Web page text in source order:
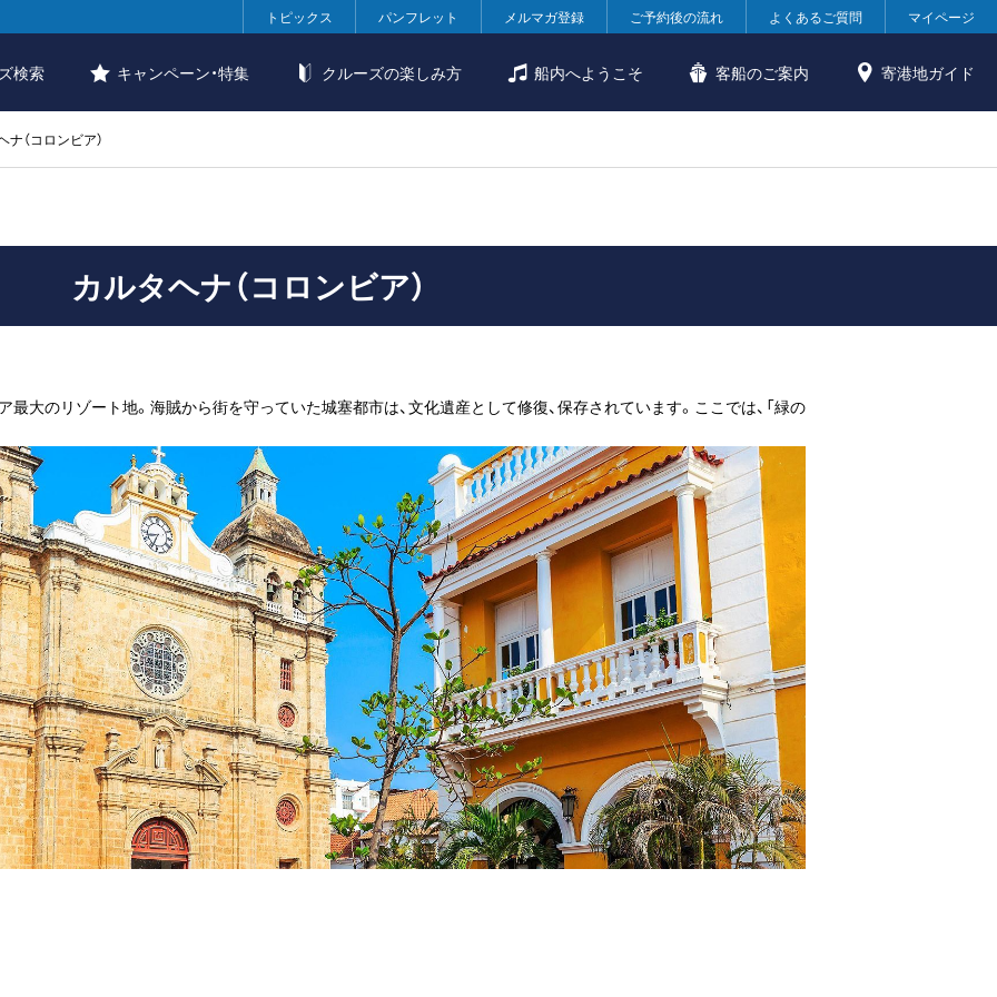
トピックス パンフレット メルマガ登録 ご予約後の流れ よくあるご質問 マイページ
検索 キャンペーン・特集 クルーズの楽しみ方 船内へようこそ 客船のご案内 寄港地ガイド
ナ（コロンビア）
カルタヘナ（コロンビア）
大のリゾート地。海賊から街を守っていた城塞都市は、文化遺産として修復、保存されています。ここでは、「緑の